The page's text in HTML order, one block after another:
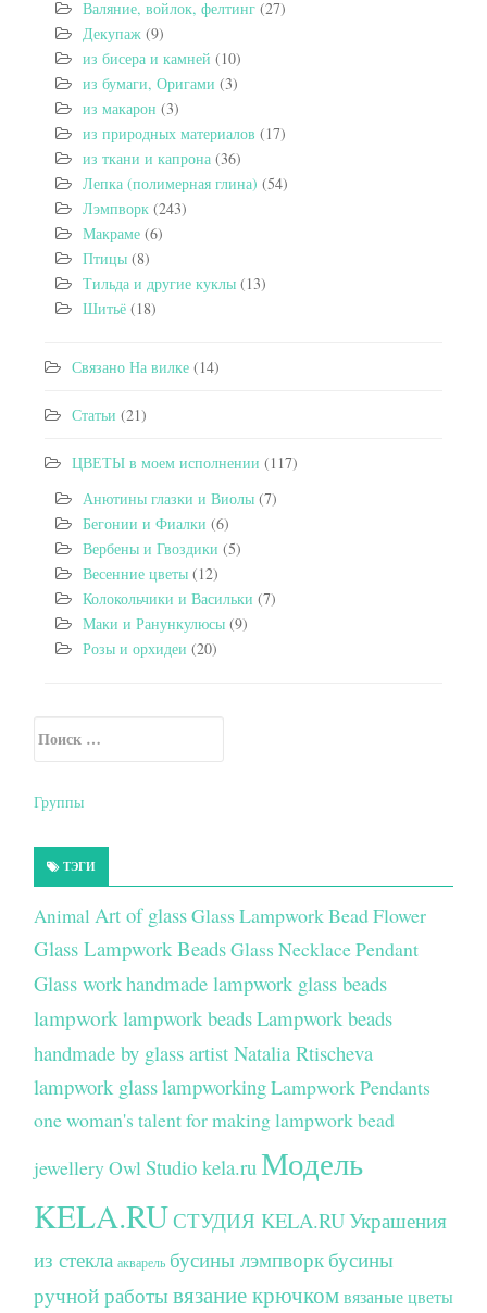
Валяние, войлок, фелтинг (27)
Декупаж (9)
из бисера и камней (10)
из бумаги, Оригами (3)
из макарон (3)
из природных материалов (17)
из ткани и капрона (36)
Лепка (полимерная глина) (54)
Лэмпворк (243)
Макраме (6)
Птицы (8)
Тильда и другие куклы (13)
Шитьё (18)
Связано На вилке (14)
Статьи (21)
ЦВЕТЫ в моем исполнении (117)
Анютины глазки и Виолы (7)
Бегонии и Фиалки (6)
Вербены и Гвоздики (5)
Весенние цветы (12)
Колокольчики и Васильки (7)
Маки и Ранункулюсы (9)
Розы и орхидеи (20)
Secondary Sidebar
Искать:
Группы
ТЭГИ
Animal Art of glassGlass Lampwork Bead Flower
Glass Lampwork BeadsGlass Necklace Pendant
Glass workhandmade lampwork glass beads
lampwork lampwork beadsLampwork beads
handmade by glass artist Natalia Rtischeva
lampwork glasslampworkingLampwork Pendants
one woman's talent for making lampwork bead
jewelleryOwlStudio kela.ru Модель
KELA.RUСТУДИЯ KELA.RUУкрашения
из стекла акварель бусины лэмпворк бусины
ручной работывязание крючкомвязаные цветы